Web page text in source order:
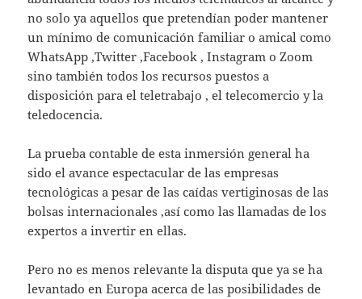
no solo ya aquellos que pretendían poder mantener
un mínimo de comunicación familiar o amical como
WhatsApp ,Twitter ,Facebook , Instagram o Zoom
sino también todos los recursos puestos a
disposición para el teletrabajo , el telecomercio y la
teledocencia.
La prueba contable de esta inmersión general ha
sido el avance espectacular de las empresas
tecnológicas a pesar de las caídas vertiginosas de las
bolsas internacionales ,así como las llamadas de los
expertos a invertir en ellas.
Pero no es menos relevante la disputa que ya se ha
levantado en Europa acerca de las posibilidades de